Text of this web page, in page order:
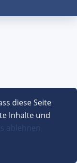
diese Seite
Inhalte und
ablehnen